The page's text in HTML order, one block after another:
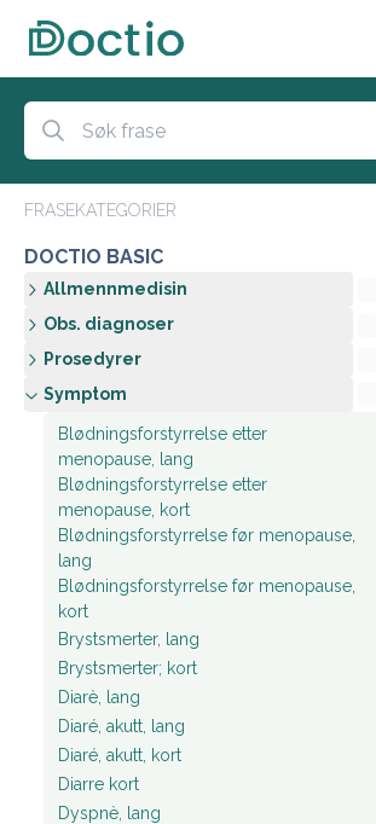
FRASEKATEGORIER
DOCTIO BASIC
Allmennmedisin
Obs. diagnoser
Prosedyrer
Symptom
Blødningsforstyrrelse etter
menopause, lang
Blødningsforstyrrelse etter
menopause, kort
Blødningsforstyrrelse før menopause,
lang
Blødningsforstyrrelse før menopause,
kort
Brystsmerter, lang
Brystsmerter; kort
Diarè, lang
Diaré, akutt, lang
Diaré, akutt, kort
Diarre kort
Dyspnè, lang